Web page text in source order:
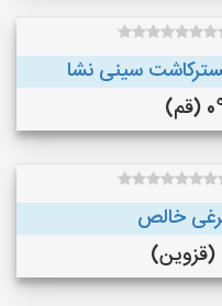
سینی نشا
خالص